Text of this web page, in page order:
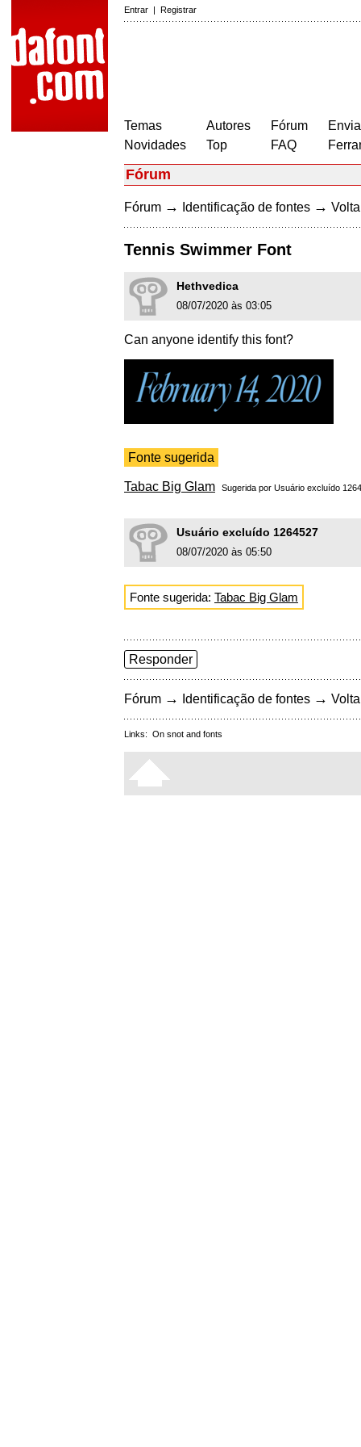
Entrar | Registrar
Temas
Novidades
Autores
Top
Fórum
FAQ
Fórum
Fórum → Identificação de fontes →
Tennis Swimmer Font
Hethvedica
08/07/2020 às 03:05
Can anyone identify this font?
Fonte sugerida
Tabac Big Glam Sugerida por Usuário excluído
Usuário excluído 1264527
08/07/2020 às 05:50
Fonte sugerida: Tabac Big Glam
Responder
Fórum → Identificação de fontes →
Links: On snot and fonts